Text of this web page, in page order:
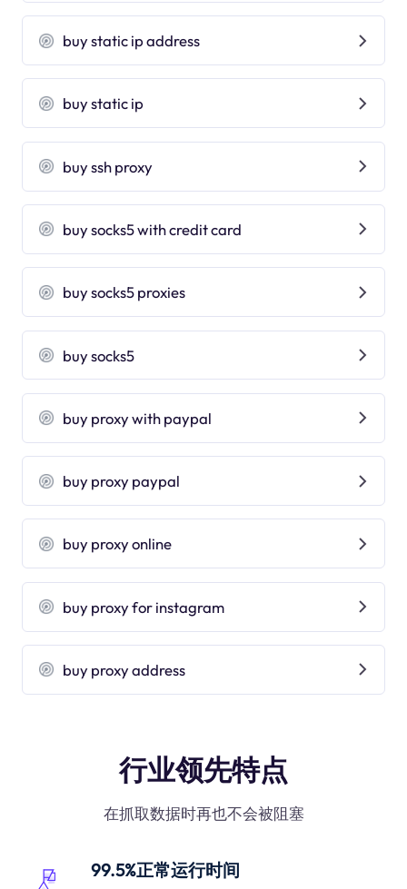
buy static ip address
buy static ip
buy ssh proxy
buy socks5 with credit card
buy socks5 proxies
buy socks5
buy proxy with paypal
buy proxy paypal
buy proxy online
buy proxy for instagram
buy proxy address
行业领先特点
在抓取数据时再也不会被阻塞
99.5%正常运行时间